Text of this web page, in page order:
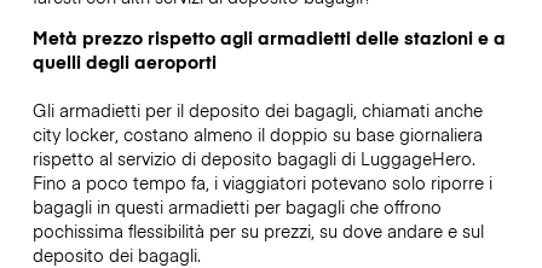
Metà prezzo rispetto agli armadietti delle stazioni e a
quelli degli aeroporti
Gli armadietti per il deposito dei bagagli, chiamati anche
city locker, costano almeno il doppio su base giornaliera
rispetto al servizio di deposito bagagli di LuggageHero.
Fino a poco tempo fa, i viaggiatori potevano solo riporre i
bagagli in questi armadietti per bagagli che offrono
pochissima flessibilità per su prezzi, su dove andare e sul
deposito dei bagagli.